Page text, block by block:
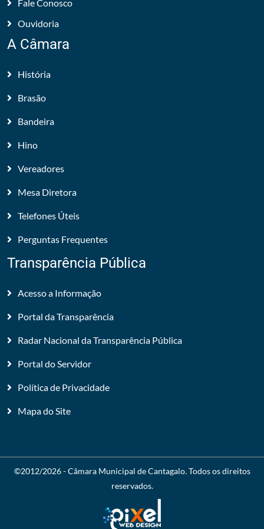
Fale Conosco
Ouvidoria
A Câmara
História
Brasão
Bandeira
Hino
Vereadores
Mesa Diretora
Telefones Úteis
Perguntas Frequentes
Transparência Pública
Acesso a Informação
Portal da Transparência
Radar Nacional da Transparência Pública
Portal do Servidor
Política de Privacidade
Mapa do Site
©2012/2026 -Câmara Municipal de Cantagalo. Todos os direitos
reservados.